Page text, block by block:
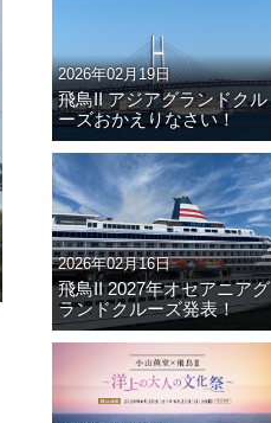
2026年02月19日
飛鳥II アジアグランドクル
ーズおかえりなさい！
2026年02月16日
飛鳥II 2027年オセアニアグ
ランドクルーズ発表！